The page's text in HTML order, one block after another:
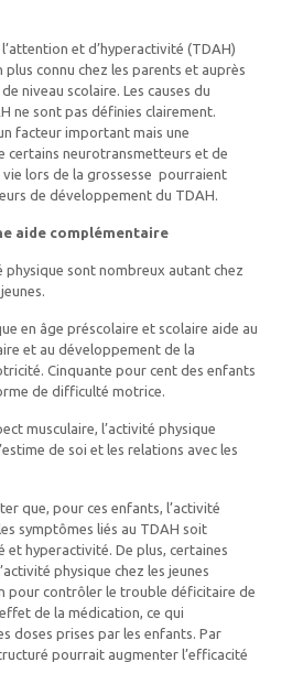
et d’hyperactivité (TDAH)
connu chez les parents et auprès
niveau scolaire. Les causes du
ne sont pas définies clairement.
facteur important mais une
certains neurotransmetteurs et de
vie lors de la grossesse pourraient
de développement du TDAH.
aide complémentaire
physique sont nombreux autant chez
en âge préscolaire et scolaire aide au
et au développement de la
Cinquante pour cent des enfants
de difficulté motrice.
musculaire, l’activité physique
de soi et les relations avec les
que, pour ces enfants, l’activité
symptômes liés au TDAH soit
et hyperactivité. De plus, certaines
physique chez les jeunes
pour contrôler le trouble déficitaire de
de la médication, ce qui
doses prises par les enfants. Par
pourrait augmenter l’efficacité